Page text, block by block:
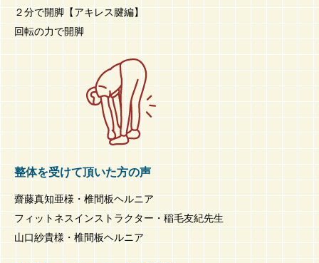
２分で開脚【アキレス腱編】
回転の力で開脚
整体を受けて頂いた方の声
齋藤真知亜様・椎間板ヘルニア
フィットネスインストラクター・稲毛友紀先生
山口紗貴様・椎間板ヘルニア